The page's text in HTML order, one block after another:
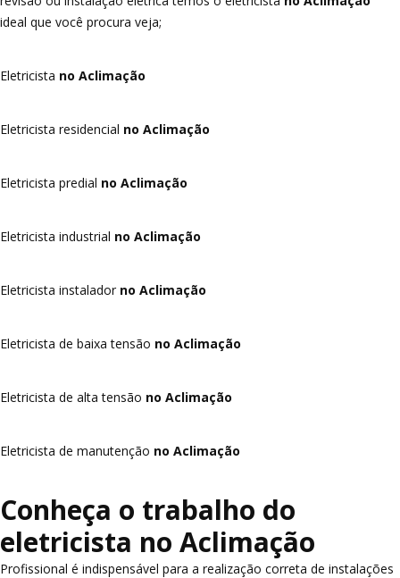
ideal que você procura veja;
Eletricista no Aclimação
Eletricista residencial no Aclimação
Eletricista predial no Aclimação
Eletricista industrial no Aclimação
Eletricista instalador no Aclimação
Eletricista de baixa tensão no Aclimação
Eletricista de alta tensão no Aclimação
Eletricista de manutenção no Aclimação
Conheça o trabalho do
eletricista no Aclimação
Profissional é indispensável para a realização correta de instalações